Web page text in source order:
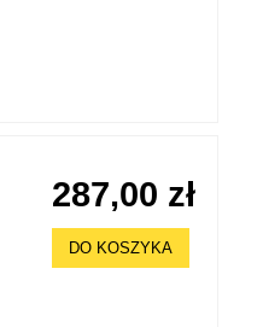
287,00 zł
DO KOSZYKA